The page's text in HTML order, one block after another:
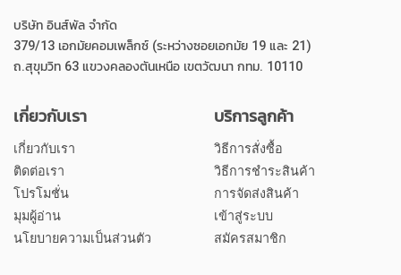
บริษัท อินส์พัล จำกัด
379/13 เอกมัยคอมเพล็กซ์ (ระหว่างซอยเอกมัย 19 และ 21)
ถ.สุขุมวิท 63 แขวงคลองตันเหนือ เขตวัฒนา กทม. 10110
เกี่ยวกับเรา
เกี่ยวกับเรา
ติดต่อเรา
โปรโมชั่น
มุมผู้อ่าน
นโยบายความเป็นส่วนตัว
บริการลูกค้า
วิธีการสั่งซื้อ
วิธีการชำระสินค้า
การจัดส่งสินค้า
เข้าสู่ระบบ
สมัครสมาชิก